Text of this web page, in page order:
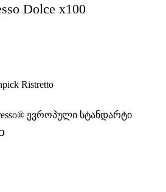
Dolce x100
ევროპული სტანდარტი